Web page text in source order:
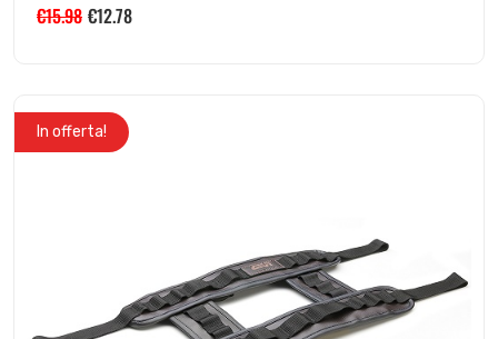
€15.98 €12.78
In offerta!